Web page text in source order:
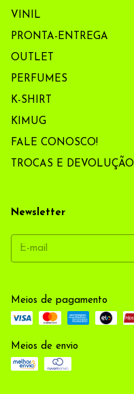
VINIL
PRONTA-ENTREGA
OUTLET
PERFUMES
K-SHIRT
KIMUG
FALE CONOSCO!
TROCAS E DEVOLUÇÃO
Newsletter
Meios de pagamento
Meios de envio